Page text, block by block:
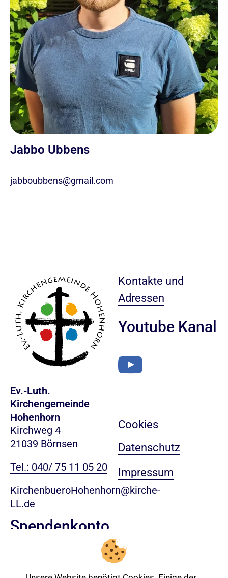
Jabbo Ubbens
jabboubbens@gmail.com
Ev.-Luth.
Kirchengemeinde
Hohenhorn
Kirchweg 4
21039 Börnsen
Tel.: 040/ 75 11 05 20
KirchenbueroHohenhorn@kirche-
LL.de
Kontakte und
Adressen
Youtube Kanal
Cookies
Datenschutz
Impressum
Spendenkonto
Ev.-Luth. Kirchenkreis Lübeck-Lauenburg